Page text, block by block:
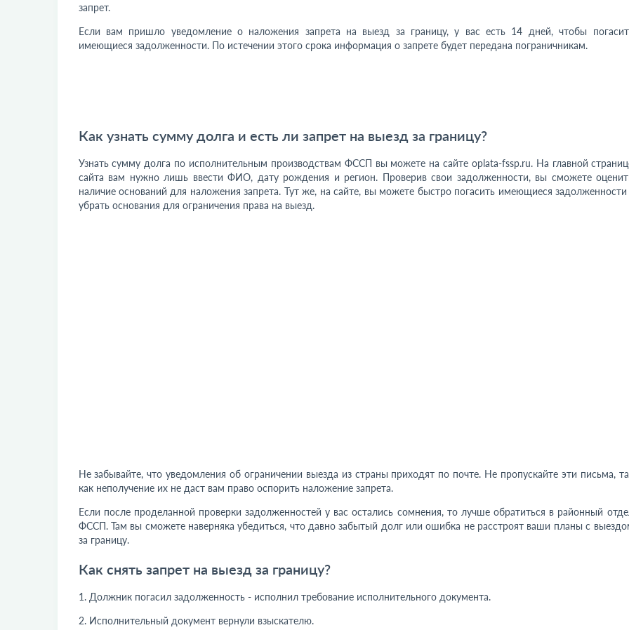
запрет.
Если вам пришло уведомление о наложения запрета на выезд за границу, у вас есть 14 дней, чтобы
имеющиеся задолженности. По истечении этого срока информация о запрете будет передана пограничникам.
Как узнать сумму долга и есть ли запрет на выезд за границу?
Узнать сумму долга по исполнительным производствам ФССП вы можете на сайте oplata-fssp.ru. На главной
сайта вам нужно лишь ввести ФИО, дату рождения и регион. Проверив свои задолженности, вы сможете
наличие оснований для наложения запрета. Тут же, на сайте, вы можете быстро погасить имеющиеся
убрать основания для ограничения права на выезд.
Не забывайте, что уведомления об ограничении выезда из страны приходят по почте. Не пропускайте эти письма,
как неполучение их не даст вам право оспорить наложение запрета.
Если после проделанной проверки задолженностей у вас остались сомнения, то лучше обратиться в районный
ФССП. Там вы сможете наверняка убедиться, что давно забытый долг или ошибка не расстроят ваши планы с
за границу.
Как снять запрет на выезд за границу?
1. Должник погасил задолженность - исполнил требование исполнительного документа.
2. Исполнительный документ вернули взыскателю.